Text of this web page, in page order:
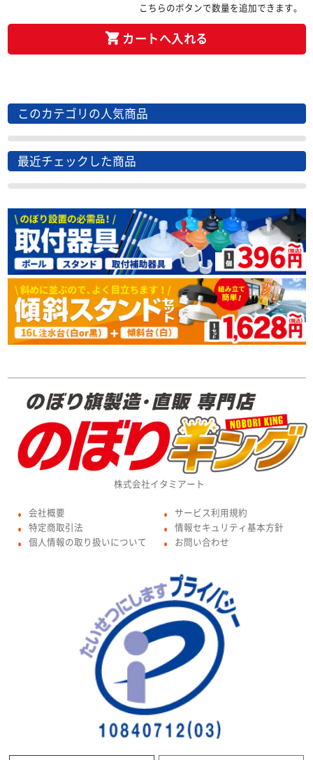
こちらのボタンで数量を追加できます。
カートへ入れる
このカテゴリの人気商品
最近チェックした商品
株式会社イタミアート
● 会社概要
● 特定商取引法
● 個人情報の取り扱いについて
● サービス利用規約
● 情報セキュリティ基本方針
● お問い合わせ